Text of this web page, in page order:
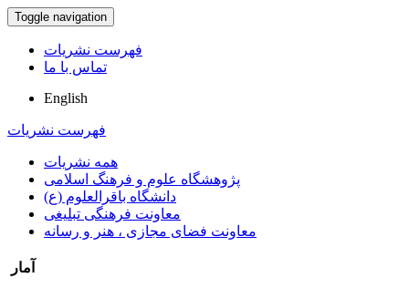
Toggle navigation
فهرست نشریات
تماس با ما
English
فهرست نشریات
همه نشریات
پژوهشگاه علوم و فرهنگ اسلامی
دانشگاه باقرالعلوم (ع)
معاونت فرهنگی تبلیغی
معاونت فضای مجازی ، هنر و رسانه
آمار